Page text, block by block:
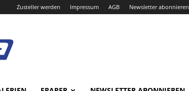
Zusteller werden Impressum AGB Newsletter abonnieren